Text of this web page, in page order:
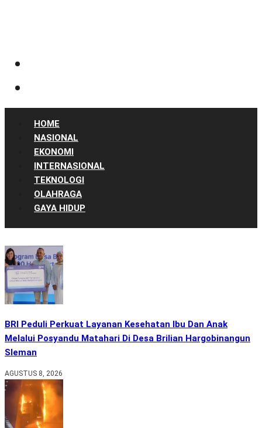
HOME
NASIONAL
EKONOMI
INTERNASIONAL
TEKNOLOGI
OLAHRAGA
GAYA HIDUP
BRI Peduli Perkuat Layanan Kesehatan Ibu Dan Anak
Melalui Posyandu Matahari Di Desa Brilian Hargobinangun
Sleman
AGUSTUS 8, 2026